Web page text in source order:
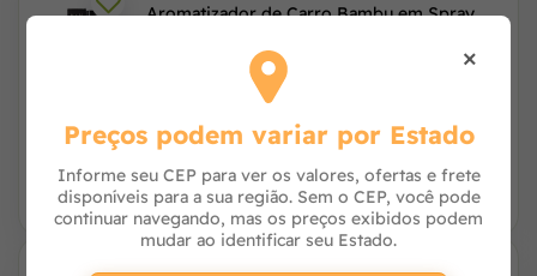
Aromatizador de Carro Bambu em Spray
Avise-me
×
Preços podem variar por Estado
Informe seu CEP para ver os valores, ofertas e frete
disponíveis para a sua região. Sem o CEP, você pode
continuar navegando, mas os preços exibidos podem
mudar ao identificar seu Estado.